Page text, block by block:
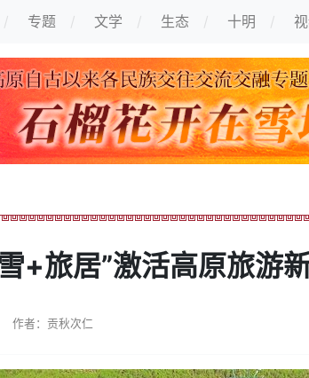
专题 文学 生态 十明
+旅居”激活高原旅游
作者：贡秋次仁